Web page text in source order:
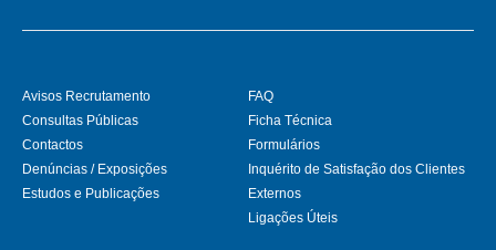
Avisos Recrutamento
Consultas Públicas
Contactos
Denúncias / Exposições
Estudos e Publicações
FAQ
Ficha Técnica
Formulários
Inquérito de Satisfação dos Clientes
Externos
Ligações Úteis